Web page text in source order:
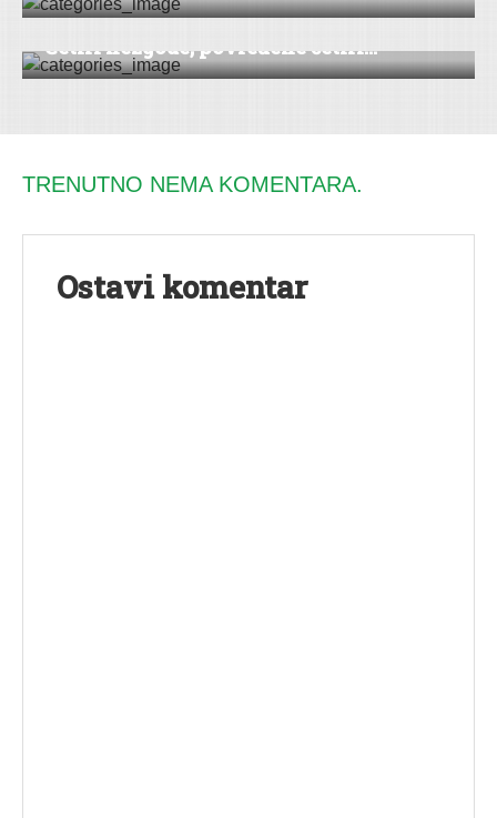
Četiri nezgode, povređene četiri...
TRENUTNO NEMA KOMENTARA.
Ostavi komentar